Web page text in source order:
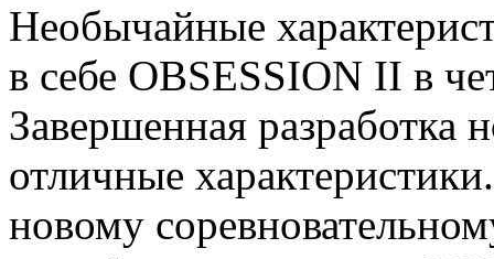
Необычайные
в себе OBSESSION II в
Завершенная разработка
отличные
новому